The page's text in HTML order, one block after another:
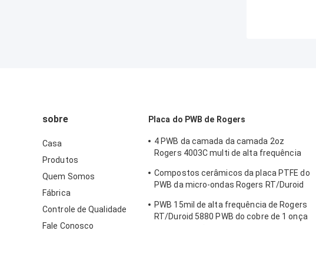
sobre
Casa
Produtos
Quem Somos
Fábrica
Controle de Qualidade
Fale Conosco
Placa do PWB de Rogers
4 PWB da camada da camada 2oz
Rogers 4003C multi de alta frequência
Compostos cerâmicos da placa PTFE do
PWB da micro-ondas Rogers RT/Duroid
PWB 15mil de alta frequência de Rogers
RT/Duroid 5880 PWB do cobre de 1 onça